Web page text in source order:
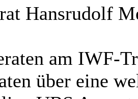
Hansrudolf
am IWF-
über eine